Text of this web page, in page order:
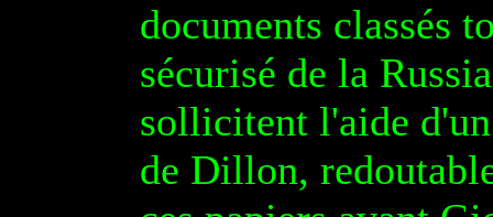
documents classés
sécurisé de la
sollicitent l'aide
de Dillon,